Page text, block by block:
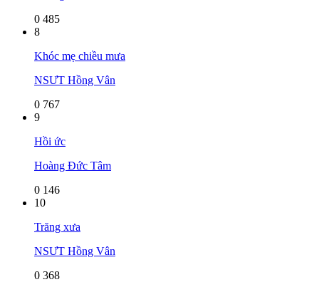
0 485
8
Khóc mẹ chiều mưa
NSƯT Hồng Vân
0 767
9
Hồi ức
Hoàng Đức Tâm
0 146
10
Trăng xưa
NSƯT Hồng Vân
0 368